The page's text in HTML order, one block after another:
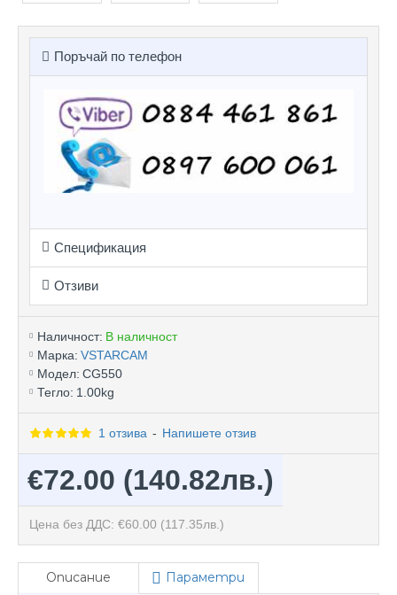
Поръчай по телефон
Спецификация
Отзиви
Наличност: В наличност
Марка: VSTARCAM
Модел: CG550
Тегло: 1.00kg
1 отзива - Напишете отзив
€72.00 (140.82лв.)
Цена без ДДС: €60.00 (117.35лв.)
Описание Параметри